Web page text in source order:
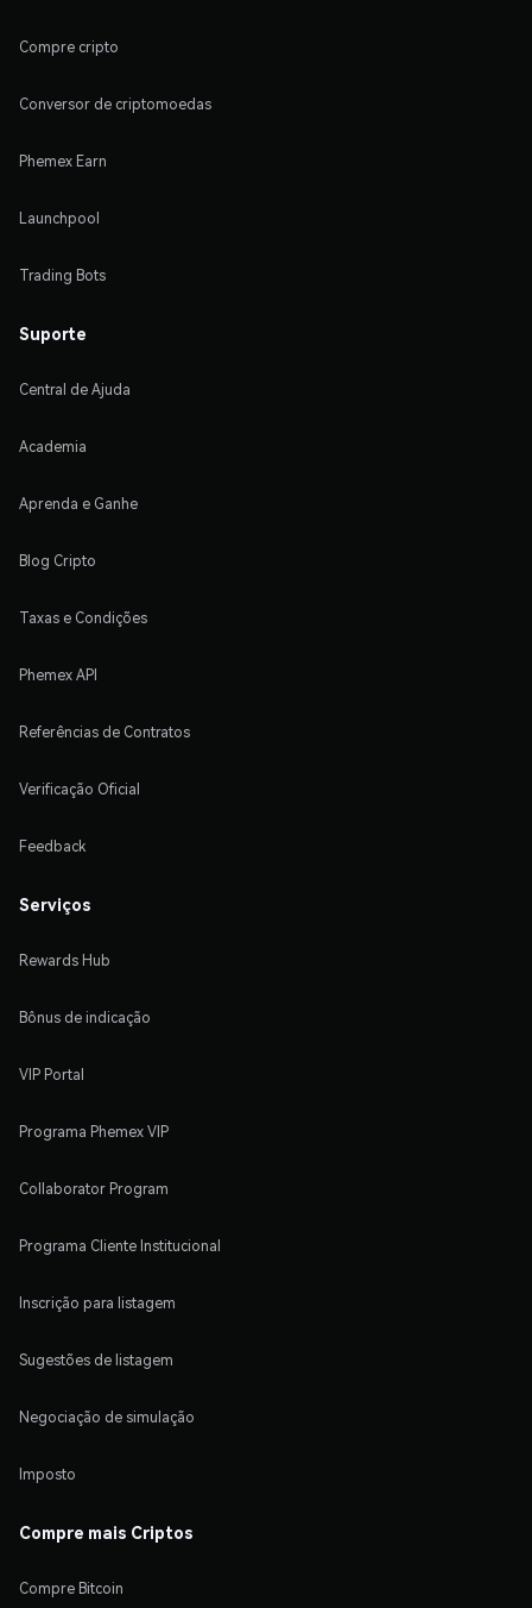
Compre cripto
Conversor de criptomoedas
Phemex Earn
Launchpool
Trading Bots
Suporte
Central de Ajuda
Academia
Aprenda e Ganhe
Blog Cripto
Taxas e Condições
Phemex API
Referências de Contratos
Verificação Oficial
Feedback
Serviços
Rewards Hub
Bônus de indicação
VIP Portal
Programa Phemex VIP
Collaborator Program
Programa Cliente Institucional
Inscrição para listagem
Sugestões de listagem
Negociação de simulação
Imposto
Compre mais Criptos
Compre Bitcoin